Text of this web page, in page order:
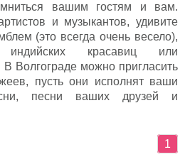
вашим гостям и вам.
и музыкантов, удивите
(это всегда очень весело),
индийских красавиц или
В Волгограде можно пригласить
пусть они исполнят ваши
песни ваших друзей и
1